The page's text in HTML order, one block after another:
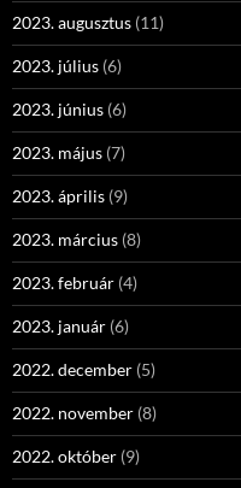
2023. augusztus (11)
2023. július (6)
2023. június (6)
2023. május (7)
2023. április (9)
2023. március (8)
2023. február (4)
2023. január (6)
2022. december (5)
2022. november (8)
2022. október (9)